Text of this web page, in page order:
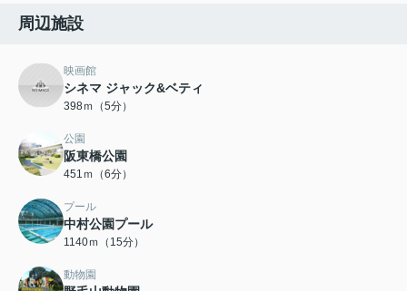
周辺施設
映画館
シネマ ジャック&ベティ
398ｍ（5分）
公園
阪東橋公園
451ｍ（6分）
プール
中村公園プール
1140ｍ（15分）
動物園